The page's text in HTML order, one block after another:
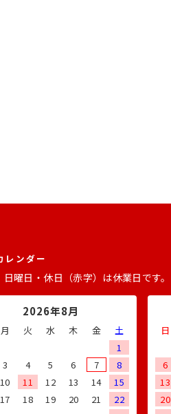
レンダー
曜日・休日（赤字）は休業日です。
2026年8月
月 火 水 木 金
土
1
3 4 5 6 7
8
10 11 12 13 14
15
17 18 19 20 21
22
日
6
13
20